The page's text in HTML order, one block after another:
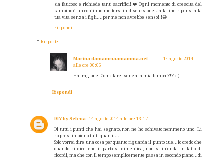
sia faticoso e richiede tanti sacrifici!!❤️Ogni momento di crescita del
bambino è un continuo mettersi in discussione...alla fine ripensi alla
tua vita senza i figli....per me non avrebbe senso!!!😀
Rispondi
Risposte
Marina damammaamamma.net
15 agosto 2014
alle ore 00:06
Hai ragione! Come farei senza la mia bimba!?!? :-)
Rispondi
DIY by Selena 14 agosto 2014 alle ore 13:17
Di tutti i punti che hai segnato, non ne ho schivato nemmeno uno! Li
ho presi in pieno tutti quanti....
Solo vorrei dire una cosa per quanto riguarda il punto due...io credo che
quando si dice che il parto si dimentica, non si intenda in fatto di
ricordi, ma che con il tempo,semplicemente passa in secondo piano...di